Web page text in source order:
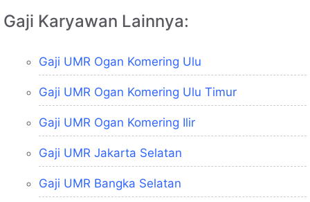
Gaji Karyawan Lainnya:
Gaji UMR Ogan Komering Ulu
Gaji UMR Ogan Komering Ulu Timur
Gaji UMR Ogan Komering Ilir
Gaji UMR Jakarta Selatan
Gaji UMR Bangka Selatan